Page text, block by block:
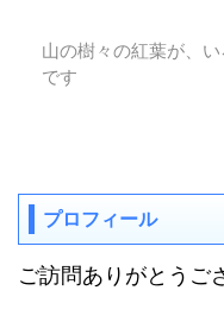
山の樹々の紅葉が、
です
プロフィール
ご訪問ありがとうご